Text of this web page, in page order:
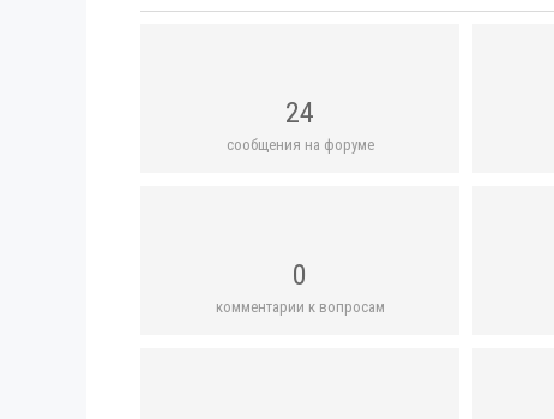
24
сообщения на форуме
0
комментарии к вопросам